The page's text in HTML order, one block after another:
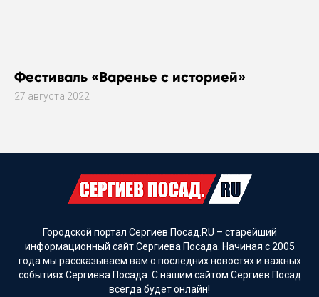
Фестиваль «Варенье с историей»
27 августа 2022
Городской портал Сергиев Посад.RU – старейший
информационный сайт Сергиева Посада. Начиная с 2005
года мы рассказываем вам о последних новостях и важных
событиях Сергиева Посада. С нашим сайтом Сергиев Посад
всегда будет онлайн!